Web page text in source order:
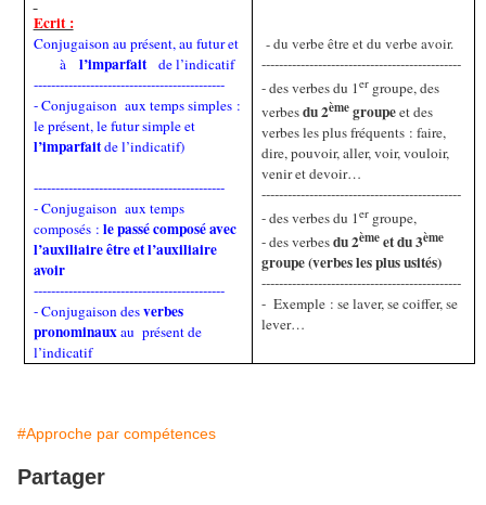
Ecrit :
Conjugaison au présent, au futur et
à
l’imparfait
de l’indicatif
--------------------------------------------
- Conjugaison aux temps simples :
le présent, le futur simple et
l’imparfaitde l’indicatif)
--------------------------------------------
- Conjugaison aux temps
composés : le passé composé avec
l’auxiliaire être et l’auxiliaire
avoir
--------------------------------------------
- Conjugaison desverbes
pronominauxau présent de
l’indicatif
- du verbe être et du verbe avoir.
----------------------------------------------
- des verbes du 1ergroupe, des
verbesdu 2èmegroupeet des
verbes les plus fréquents : faire,
dire, pouvoir, aller, voir, vouloir,
venir et devoir…
----------------------------------------------
- des verbes du 1ergroupe,
- des verbesdu 2èmeet du 3ème
groupe (verbes les plus usités)
----------------------------------------------
- Exemple : se laver, se coiffer, se
lever…
#Approche par compétences
Partager